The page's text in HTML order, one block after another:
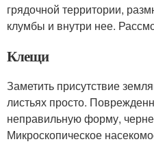
грядочной территории,
клумбы и внутри нее.
Клещи
Заметить присутствие
листьях просто.
неправильную форму,
Микроскопическое